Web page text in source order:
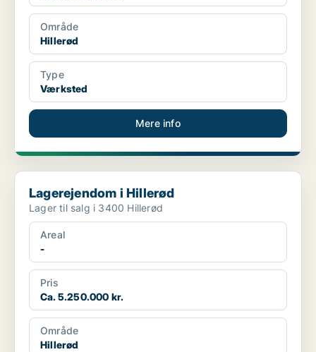
Område
Hillerød
Type
Værksted
Mere info
Lagerejendom i Hillerød
Lagerejendom i Hillerød
Lager til salg i 3400 Hillerød
Areal
-
Pris
Ca. 5.250.000 kr.
Område
Hillerød